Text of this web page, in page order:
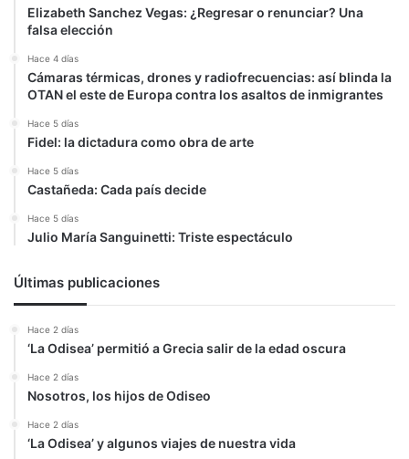
Elizabeth Sanchez Vegas: ¿Regresar o renunciar? Una
falsa elección
Hace 4 días
Cámaras térmicas, drones y radiofrecuencias: así blinda la
OTAN el este de Europa contra los asaltos de inmigrantes
Hace 5 días
Fidel: la dictadura como obra de arte
Hace 5 días
Castañeda: Cada país decide
Hace 5 días
Julio María Sanguinetti: Triste espectáculo
Últimas publicaciones
Hace 2 días
‘La Odisea’ permitió a Grecia salir de la edad oscura
Hace 2 días
Nosotros, los hijos de Odiseo
Hace 2 días
‘La Odisea’ y algunos viajes de nuestra vida